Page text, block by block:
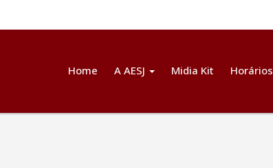
Home A AESJ Midia Kit Horários